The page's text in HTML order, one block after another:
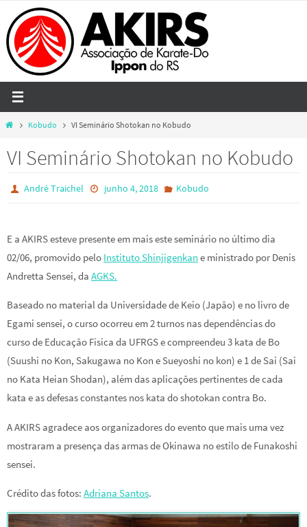
to
content
HomeKobudo VI Seminário Shotokan no Kobudo
VI Seminário Shotokan no Kobudo
André Traichel junho 4, 2018 Kobudo
E a AKIRS esteve presente em mais este seminário no último dia
02/06, promovido pelo Instituto Shinjigenkan e ministrado por Denis
Andretta Sensei, da AGKS.
Baseado no material da Universidade de Keio (Japão) e no livro de
Egami sensei, o curso ocorreu em 2 turnos nas dependências do
curso de Educação Física da UFRGS e compreendeu 3 kata de Bo
(Suushi no Kon, Sakugawa no Kon e Sueyoshi no kon) e 1 de Sai (Sai
no Kata Heian Shodan), além das aplicações pertinentes de cada
kata e as defesas constantes nos kata do shotokan contra Bo.
A AKIRS agradece aos organizadores do evento que mais uma vez
mostraram a presença das armas de Okinawa no estilo de Funakoshi
sensei.
Crédito das fotos: Adriana Santos.